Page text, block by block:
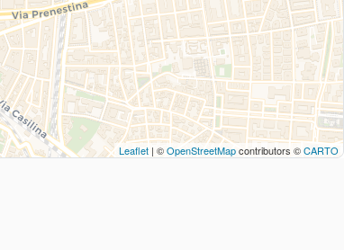
Leaflet | ©OpenStreetMapcontributors ©CARTO